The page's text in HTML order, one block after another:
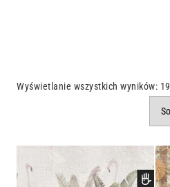
Wyświetlanie wszystkich wyników: 19